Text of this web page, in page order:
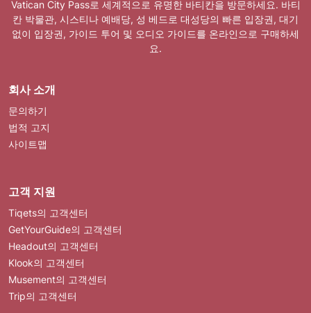
Vatican City Pass로 세계적으로 유명한 바티칸을 방문하세요. 바티
칸 박물관, 시스티나 예배당, 성 베드로 대성당의 빠른 입장권, 대기
없이 입장권, 가이드 투어 및 오디오 가이드를 온라인으로 구매하세
요.
회사 소개
문의하기
법적 고지
사이트맵
고객 지원
Tiqets의 고객센터
GetYourGuide의 고객센터
Headout의 고객센터
Klook의 고객센터
Musement의 고객센터
Trip의 고객센터